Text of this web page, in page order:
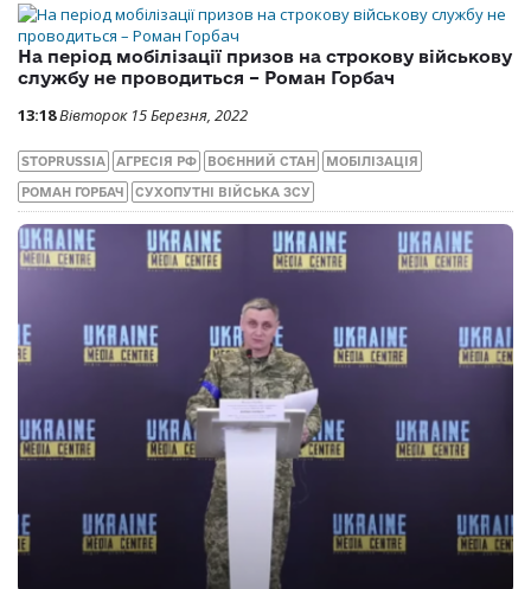
На період мобілізації призов на строкову військову
службу не проводиться – Роман Горбач
13:18Вівторок 15 Березня, 2022
STOPRUSSIA АГРЕСІЯ РФ ВОЄННИЙ СТАН МОБІЛІЗАЦІЯ
РОМАН ГОРБАЧ СУХОПУТНІ ВІЙСЬКА ЗСУ